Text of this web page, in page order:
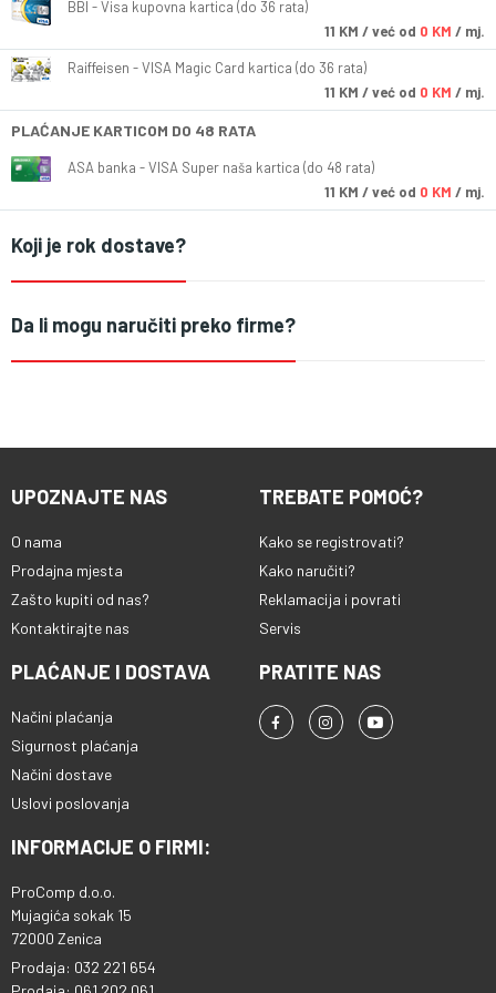
BBI - Visa kupovna kartica (do 36 rata)
11 KM / već od 0 KM / mj.
Raiffeisen - VISA Magic Card kartica (do 36 rata)
11 KM / već od 0 KM / mj.
PLAĆANJE KARTICOM DO 48 RATA
ASA banka - VISA Super naša kartica (do 48 rata)
11 KM / već od 0 KM / mj.
Koji je rok dostave?
Da li mogu naručiti preko firme?
UPOZNAJTE NAS
O nama
Prodajna mjesta
Zašto kupiti od nas?
Kontaktirajte nas
TREBATE POMOĆ?
Kako se registrovati?
Kako naručiti?
Reklamacija i povrati
Servis
PLAĆANJE I DOSTAVA
Načini plaćanja
Sigurnost plaćanja
Načini dostave
Uslovi poslovanja
PRATITE NAS
INFORMACIJE O FIRMI:
ProComp d.o.o.
Mujagića sokak 15
72000 Zenica
Prodaja: 032 221 654